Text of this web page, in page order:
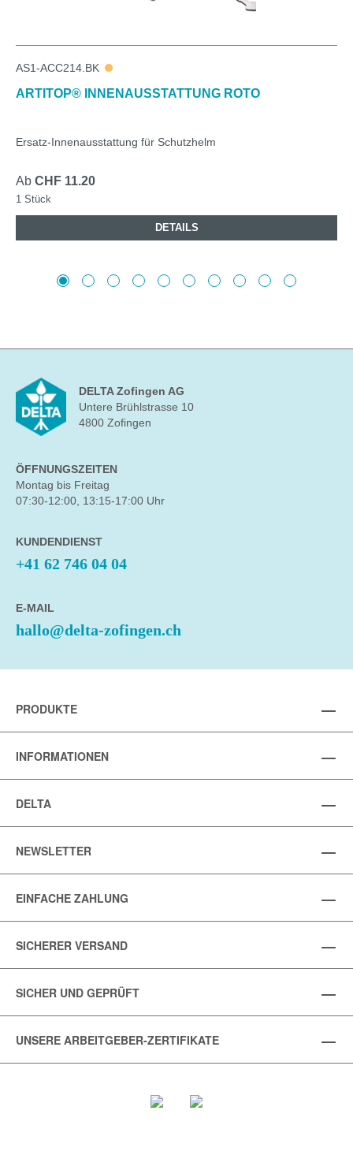
AS1-ACC214.BK
ARTITOP® INNENAUSSTATTUNG ROTO
Ersatz-Innenausstattung für Schutzhelm
Ab CHF 11.20
1 Stück
DETAILS
DELTA Zofingen AG
Untere Brühlstrasse 10
4800 Zofingen
ÖFFNUNGSZEITEN
Montag bis Freitag
07:30-12:00, 13:15-17:00 Uhr
KUNDENDIENST
+41 62 746 04 04
E-MAIL
hallo@delta-zofingen.ch
PRODUKTE
INFORMATIONEN
DELTA
NEWSLETTER
EINFACHE ZAHLUNG
SICHERER VERSAND
SICHER UND GEPRÜFT
UNSERE ARBEITGEBER-ZERTIFIKATE